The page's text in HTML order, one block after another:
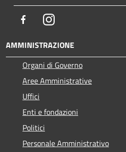
FacebookInstagram
AMMINISTRAZIONE
Organi di Governo
Aree Amministrative
Uffici
Enti e fondazioni
Politici
Personale Amministrativo